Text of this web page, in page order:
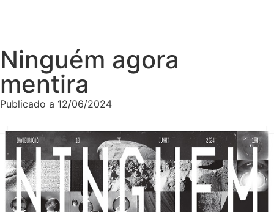
Ninguém agora
mentira
Publicado a 12/06/2024